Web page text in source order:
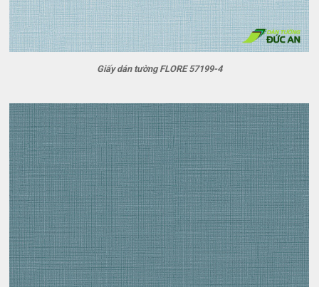
Giấy dán tường FLORE 57199-4